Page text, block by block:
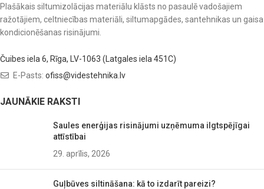
Plašākais siltumizolācijas materiālu klāsts no pasaulē vadošajiem
ražotājiem, celtniecības materiāli, siltumapgādes, santehnikas un gaisa
kondicionēšanas risinājumi.
Čuibes iela 6, Rīga, LV-1063 (Latgales iela 451C)
E-Pasts: ofiss@videstehnika.lv
JAUNĀKIE RAKSTI
Saules enerģijas risinājumi uzņēmuma ilgtspējīgai
attīstībai
29. aprīlis, 2026
Guļbūves siltināšana: kā to izdarīt pareizi?